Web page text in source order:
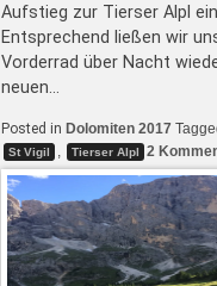
Aufstieg zur Tierser Alpl
Entsprechend ließen wir
Vorderrad über Nacht
neuen…
Posted in Dolomiten 2017
St Vigil Tierser Alpl 2